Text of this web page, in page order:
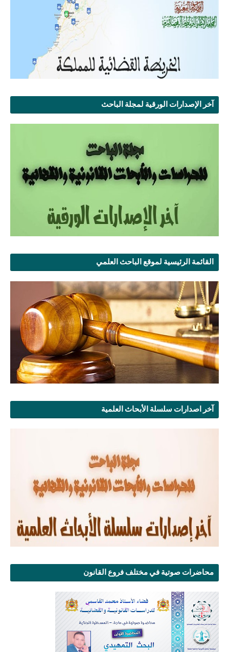
آخر الإصدارات الورقية لمجلة الباحث
القائمة الرئيسية لموقع الباحث العلمي
آخر اصدارات سلسلة الأبحاث العلمية
محاضرات صوتية في مختلف فروع القانون